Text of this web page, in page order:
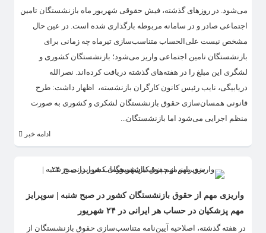
می‌شود. در روزهای گذشته، فیش حقوقی شهریور ماه بازنشستگان تامین
اجتماعی صادر و در سامانه مربوطه بارگذاری شده است. در عین حال
مشخص نیست علی‌الحساب متناسب‌سازی تیرماه چه زمانی برای
بازنشستگان تامین اجتماعی واریز می‌شود؛ بازنشستگان کشوری و
لشگری این مبلغ را در هفته‌های گذشته دریافت کرده‌اند. نصرالله
دریابیگی، نایب رئیس کانون کارگران بازنشسته، اظهار داشت: طرح
قانونی همسان‌سازی حقوق بازنشستگان لشکری و کشوری به صورت
منظم اجرایی می‌شود اما بازنشستگان...
ادامه خبر
واریزی مهم از حقوق بازنشستگان کشور در صبح شنبه | سوپرایز
مهم پزشکیان در حساب هر ایرانی در ۲۴ شهریور
در هفته گذشته، اصلاحیه آیین‌نامه متناسب‌سازی حقوق بازنشستگان از